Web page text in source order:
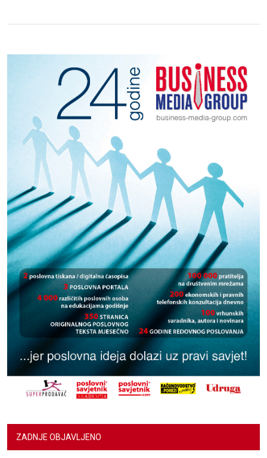
ZADNJE OBJAVLJENO